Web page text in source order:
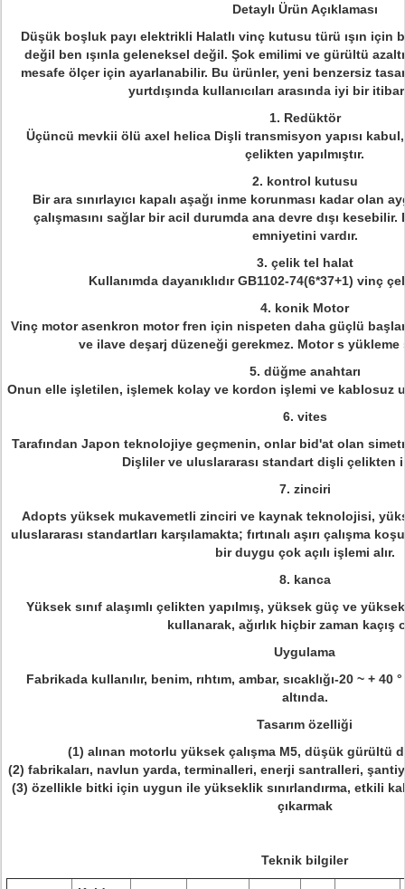
Detaylı Ürün Açıklaması
Düşük boşluk payı elektrikli Halatlı vinç kutusu türü ışın
değil ben ışınla geleneksel değil. Şok emilimi ve gürültü
mesafe ölçer için ayarlanabilir. Bu ürünler, yeni benzersiz
yurtdışında kullanıcıları arasında iyi bir itibar
1. Redüktör
Üçüncü mevkii ölü axel helica Dişli transmisyon yapısı kabul,
çelikten yapılmıştır.
2. kontrol kutusu
Bir ara sınırlayıcı kapalı aşağı inme korunması kadar olan
çalışmasını sağlar bir acil durumda ana devre dışı
emniyetini vardır.
3. çelik tel halat
Kullanımda dayanıklıdır GB1102-74(6*37+1) vinç
4. konik Motor
Vinç motor asenkron motor fren için nispeten daha güçlü
ve ilave deşarj düzeneği gerekmez. Motor s yükleme
5. düğme anahtarı
Onun elle işletilen, işlemek kolay ve kordon işlemi ve kablosuz
6. vites
Tarafından Japon teknolojiye geçmenin, onlar bid'at olan
Dişliler ve uluslararası standart dişli çelikten
7. zinciri
Adopts yüksek mukavemetli zinciri ve kaynak teknolojisi,
uluslararası standartları karşılamakta; fırtınalı aşırı çalışma
bir duygu çok açılı işlemi alır.
8. kanca
Yüksek sınıf alaşımlı çelikten yapılmış, yüksek güç ve
kullanarak, ağırlık hiçbir zaman kaçış
Uygulama
Fabrikada kullanılır, benim, rıhtım, ambar, sıcaklığı-20 ~ + 40
altında.
Tasarım özelliği
(1) alınan motorlu yüksek çalışma M5, düşük gürültü
(2) fabrikaları, navlun yarda, terminalleri, enerji santralleri,
(3) özellikle bitki için uygun ile yükseklik sınırlandırma, etkili
çıkarmak
Teknik bilgiler